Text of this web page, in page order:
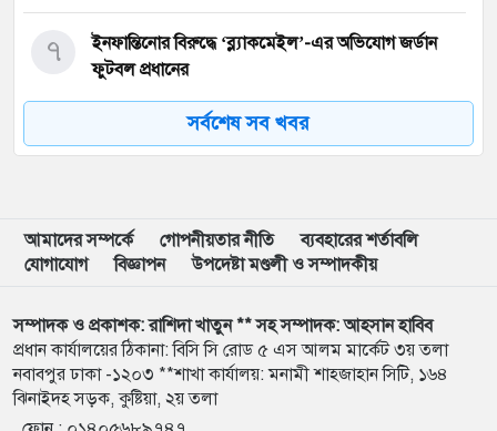
ইনফান্তিনোর বিরুদ্ধে ‘ব্ল্যাকমেইল’-এর অভিযোগ জর্ডান
ফুটবল প্রধানের
৭
বরিশাল বিশ্ববিদ্যালয়ে ছাত্রদল-শিবির সংঘর্ষে উত্তেজনা
৮
এনসিপি সমালোচনা
শেখ হাসিনার বক্তব্য প্রচার করলে আইনানুগ ব্যবস্থা নেওয়া
হবে
১১
সর্বশেষ সব খবর
আমাদের সম্পর্কে গোপনীয়তার নীতি
ব্যবহারের শর্তাবলি
যোগাযোগ
বিজ্ঞাপন উপদেষ্টা মণ্ডলী ও সম্পাদকীয়
সম্পাদক ও প্রকাশক: রাশিদা খাতুন ** সহ সম্পাদক: আহসান হাবিব
প্রধান কার্যালয়ের ঠিকানা: বিসি সি রোড ৫ এস আলম মার্কেট ৩য় তলা
নবাবপুর ঢাকা -১২০৩ **শাখা কার্যালয়: মনামী শাহজাহান সিটি, ১৬৪
ঝিনাইদহ সড়ক, কুষ্টিয়া, ২য় তলা